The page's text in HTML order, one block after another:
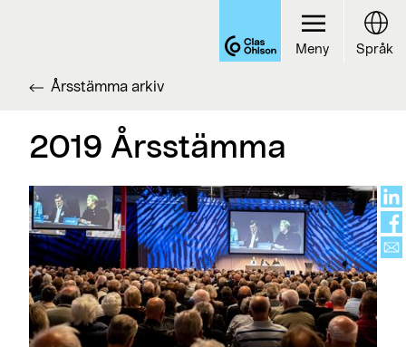
Årsstämma arkiv
2019 Årsstämma
Meny Språk